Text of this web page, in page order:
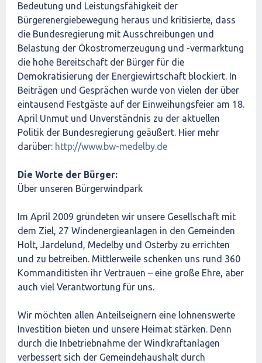
Bedeutung und Leistungsfähigkeit der
Bürgerenergiebewegung heraus und kritisierte, dass
die Bundesregierung mit Ausschreibungen und
Belastung der Ökostromerzeugung und -vermarktung
die hohe Bereitschaft der Bürger für die
Demokratisierung der Energiewirtschaft blockiert. In
Beiträgen und Gesprächen wurde von vielen der über
eintausend Festgäste auf der Einweihungsfeier am 18.
April Unmut und Unverständnis zu der aktuellen
Politik der Bundesregierung geäußert. Hier mehr
darüber: http://www.bw-medelby.de
Die Worte der Bürger:
Über unseren Bürgerwindpark
Im April 2009 gründeten wir unsere Gesellschaft mit
dem Ziel, 27 Windenergieanlagen in den Gemeinden
Holt, Jardelund, Medelby und Osterby zu errichten
und zu betreiben. Mittlerweile schenken uns rund 360
Kommanditisten ihr Vertrauen – eine große Ehre, aber
auch viel Verantwortung für uns.
Wir möchten allen Anteilseignern eine lohnenswerte
Investition bieten und unsere Heimat stärken. Denn
durch die Inbetriebnahme der Windkraftanlagen
verbessert sich der Gemeindehaushalt durch